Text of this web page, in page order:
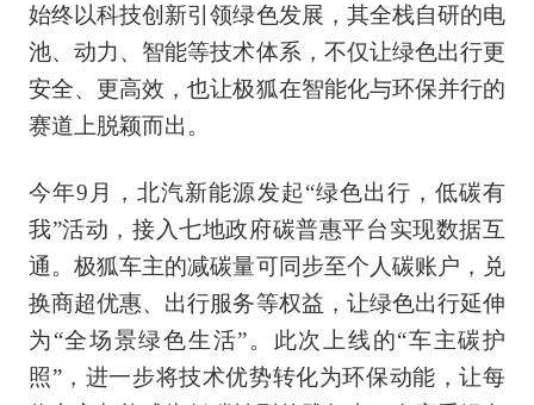
始终以科技创新引领绿色发展，其全栈自研的电
池、动力、智能等技术体系，不仅让绿色出行更
安全、更高效，也让极狐在智能化与环保并行的
赛道上脱颖而出。
今年9月，北汽新能源发起“绿色出行，低碳有
我”活动，接入七地政府碳普惠平台实现数据互
通。极狐车主的减碳量可同步至个人碳账户，兑
换商超优惠、出行服务等权益，让绿色出行延伸
为“全场景绿色生活”。此次上线的“车主碳护
照”，进一步将技术优势转化为环保动能，让每